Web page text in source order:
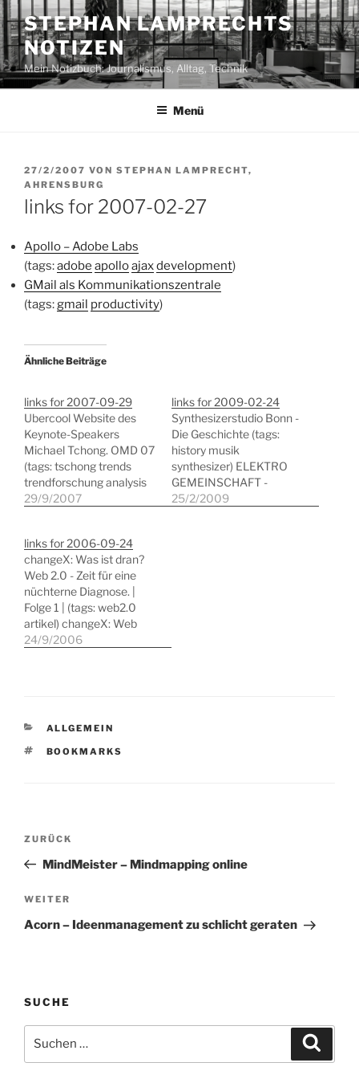
Zum
Inhalt
springen
STEPHAN LAMPRECHTS
NOTIZEN
Mein Notizbuch: Journalismus, Alltag, Technik
Menü
VERÖFFENTLICHT
AM
27/2/2007 VON STEPHAN LAMPRECHT,
AHRENSBURG
links for 2007-02-27
Apollo – Adobe Labs
(tags:adobe apolloajaxdevelopment)
GMail als Kommunikationszentrale
(tags:gmail productivity)
Ähnliche Beiträge
links for 2007-09-29
Ubercool Website des
Keynote-Speakers
Michael Tchong. OMD 07
(tags: tschong trends
trendforschung analysis
lifestyle) What is the
ajax widget widgets)
Freitag 39 - Web für 0
(tags: medien marketing
e-commerce
businessmodelle) Will A
Google Phone Change
The Game? (tags: google
29/9/2007
links for 2009-02-24
Synthesizerstudio Bonn -
Die Geschichte (tags:
history musik
synthesizer) ELEKTRO
GEMEINSCHAFT -
powered by
25/2/2009
links for 2006-09-24
changeX: Was ist dran?
Web 2.0 - Zeit für eine
nüchterne Diagnose. |
Folge 1 | (tags: web2.0
artikel) changeX: Web
2.0 - Was ist dran? Web
bookmarking market is
in…
24/9/2006
KATEGORIEN
ALLGEMEIN
SCHLAGWÖRTER
BOOKMARKS
Beitragsnavigation
Vorheriger
Beitrag
ZURÜCK
MindMeister – Mindmapping online
Nächster
Beitrag
WEITER
Acorn – Ideenmanagement zu schlicht geraten
SUCHE
nach: